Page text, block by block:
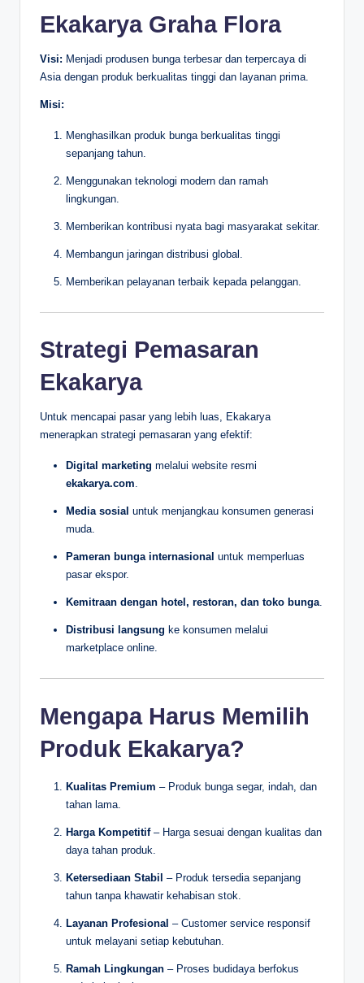
Ekakarya Graha Flora
Visi: Menjadi produsen bunga terbesar dan terpercaya di
Asia dengan produk berkualitas tinggi dan layanan prima.
Misi:
Menghasilkan produk bunga berkualitas tinggi
sepanjang tahun.
Menggunakan teknologi modern dan ramah
lingkungan.
Memberikan kontribusi nyata bagi masyarakat sekitar.
Membangun jaringan distribusi global.
Memberikan pelayanan terbaik kepada pelanggan.
Strategi Pemasaran
Ekakarya
Untuk mencapai pasar yang lebih luas, Ekakarya
menerapkan strategi pemasaran yang efektif:
Digital marketing melalui website resmi
ekakarya.com.
Media sosial untuk menjangkau konsumen generasi
muda.
Pameran bunga internasional untuk memperluas
pasar ekspor.
Kemitraan dengan hotel, restoran, dan toko bunga.
Distribusi langsung ke konsumen melalui
marketplace online.
Mengapa Harus Memilih
Produk Ekakarya?
Kualitas Premium – Produk bunga segar, indah, dan
tahan lama.
Harga Kompetitif– Harga sesuai dengan kualitas dan
daya tahan produk.
Ketersediaan Stabil – Produk tersedia sepanjang
tahun tanpa khawatir kehabisan stok.
Layanan Profesional – Customer service responsif
untuk melayani setiap kebutuhan.
Ramah Lingkungan – Proses budidaya berfokus